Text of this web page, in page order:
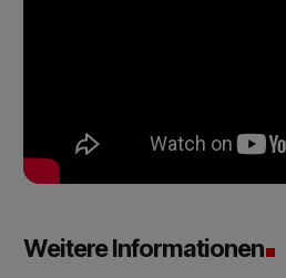
Weitere Informationen